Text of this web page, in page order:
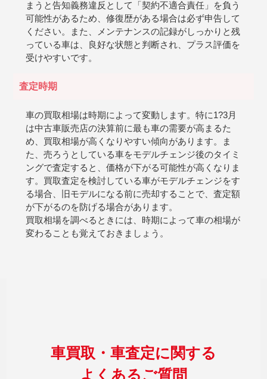
まうと告知義務違反として「契約不適合責任」を負う
可能性があるため、修復歴がある場合は必ず申告して
ください。また、メンテナンスの記録がしっかりと残
っている車は、良好な状態と判断され、プラス評価を
受けやすいです。
査定時期
車の買取相場は時期によって変動します。特に1?3月
は中古車販売店の決算前に最も車の需要が高まるた
め、買取相場が高くなりやすい傾向があります。ま
た、売ろうとしている車をモデルチェンジ後のタイミ
ングで査定すると、価格が下がる可能性が高くなりま
す。買取査定を検討している車がモデルチェンジをす
る場合、旧モデルになる前に売却することで、査定額
が下がるのを防げる場合があります。
買取相場を調べるときには、時期によって車の相場が
変わることも覚えておきましょう。
車買取・車査定に関する
よくあるご質問